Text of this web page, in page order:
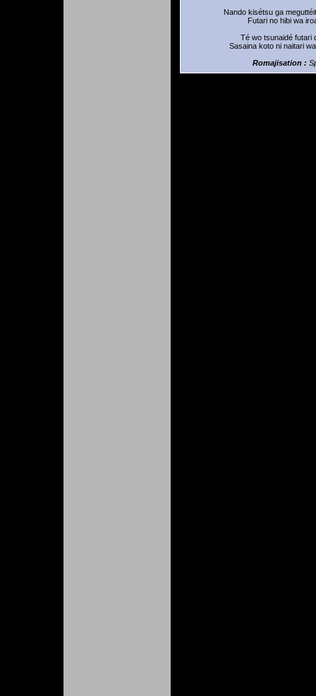
Nando kisétsu ga
Futari no hibi wa
Té wo tsunaidé futari
Sasaina koto ni naitari
Romajisation :